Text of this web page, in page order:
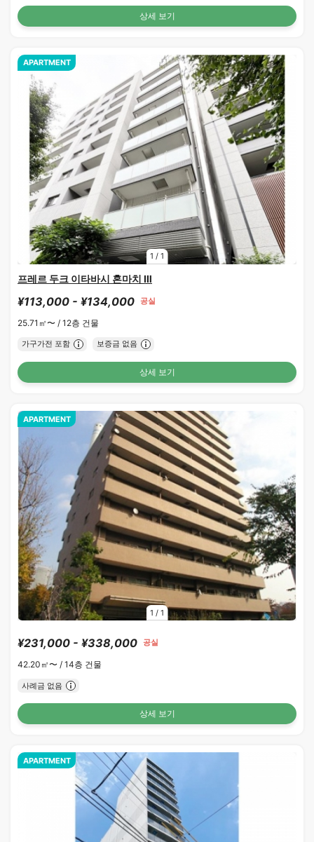
상세 보기
1 / 1
APARTMENT
프레르 두크 이타바시 혼마치 Ⅲ
¥113,000 - ¥134,000 공실
25.71㎡〜 / 12층 건물
가구가전 포함 보증금 없음
상세 보기
1 / 1
APARTMENT
¥231,000 - ¥338,000 공실
42.20㎡〜 / 14층 건물
사례금 없음
상세 보기
APARTMENT